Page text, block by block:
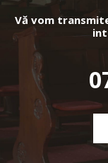
Vă vom